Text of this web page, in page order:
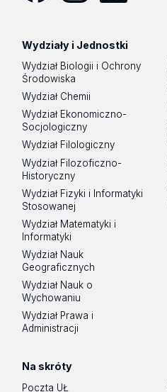
Wydziały i Jednostki
Wydział Biologii i Ochrony
Środowiska
Wydział Chemii
Wydział Ekonomiczno-
Socjologiczny
Wydział Filologiczny
Wydział Filozoficzno-
Historyczny
Wydział Fizyki i Informatyki
Stosowanej
Wydział Matematyki i
Informatyki
Wydział Nauk
Geograficznych
Wydział Nauk o
Wychowaniu
Wydział Prawa i
Administracji
Na skróty
Poczta UŁ